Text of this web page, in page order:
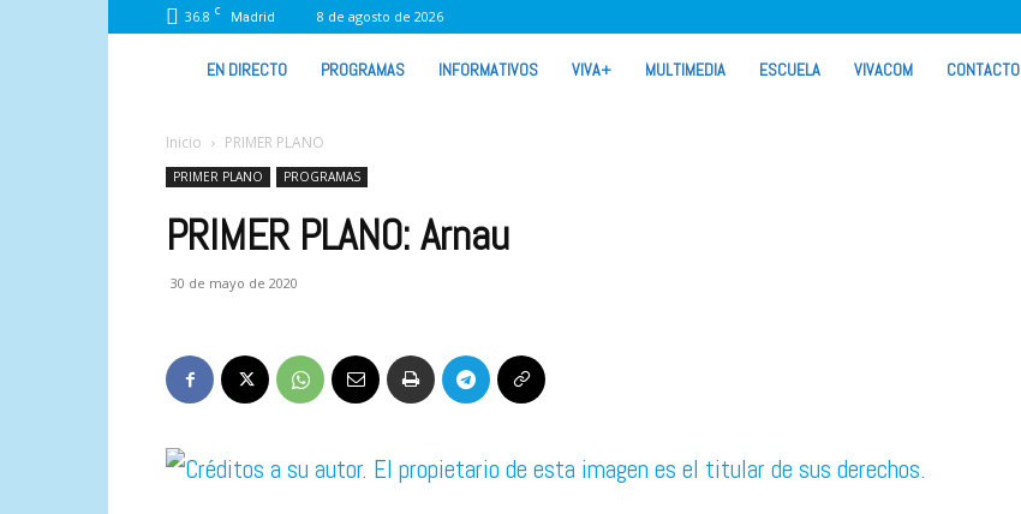
36.8 C Madrid 8 de agosto de 2026
VIVA
RADIO
EN DIRECTO PROGRAMAS INFORMATIVOS VIVA+ MULTIMEDIA ESCUELA VIVACOM CONTACTO
Inicio PRIMER PLANO
PRIMER PLANO PROGRAMAS
PRIMER PLANO: Arnau
30 de mayo de 2020